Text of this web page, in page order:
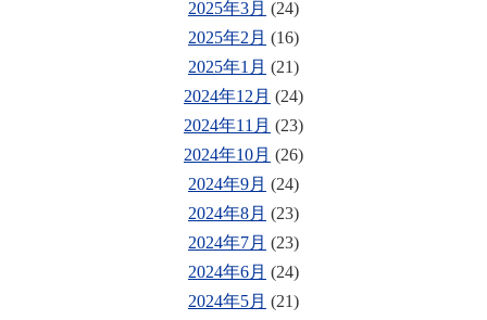
2025年3月 (24)
2025年2月 (16)
2025年1月 (21)
2024年12月 (24)
2024年11月 (23)
2024年10月 (26)
2024年9月 (24)
2024年8月 (23)
2024年7月 (23)
2024年6月 (24)
2024年5月 (21)